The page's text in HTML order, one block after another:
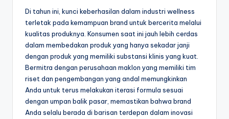
Di tahun ini, kunci keberhasilan dalam industri wellness
terletak pada kemampuan brand untuk bercerita melalui
kualitas produknya. Konsumen saat ini jauh lebih cerdas
dalam membedakan produk yang hanya sekadar janji
dengan produk yang memiliki substansi klinis yang kuat.
Bermitra dengan perusahaan maklon yang memiliki tim
riset dan pengembangan yang andal memungkinkan
Anda untuk terus melakukan iterasi formula sesuai
dengan umpan balik pasar, memastikan bahwa brand
Anda selalu berada di barisan terdepan dalam inovasi